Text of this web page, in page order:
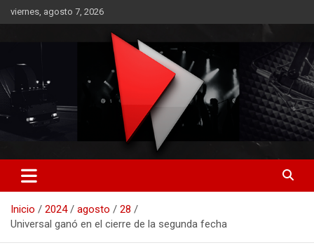
Saltar
al
viernes, agosto 7, 2026
RO CONTENIDOS
Inicio 2024 agosto
28
Universal ganó en el cierre de la segunda fecha